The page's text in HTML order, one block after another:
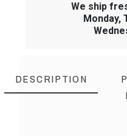
We ship
Monday,
DESCRIPTION